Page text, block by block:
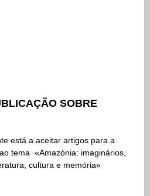
SOBRE
está a aceitar artigos para a
tema «Amazónia: imaginários,
cultura e memória»